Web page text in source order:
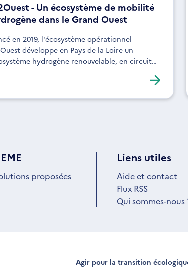
- Un écosystème de mobilité
dans le Grand Ouest
en 2019, l'écosystème opérationnel
développe en Pays de la Loire un
hydrogène renouvelable, en circuit
proposées
Liens utiles
Aide et contact
Flux RSS
Qui sommes-nous
Agir pour la transition